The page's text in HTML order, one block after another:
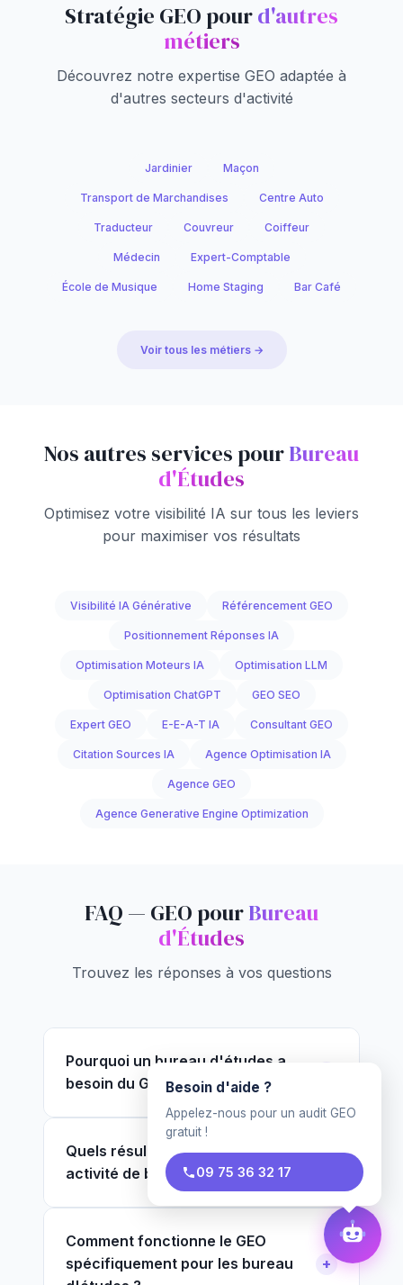
Stratégie GEO pourd'autres
métiers
Découvrez notre expertise GEO adaptée à
d'autres secteurs d'activité
Jardinier Maçon
Transport de Marchandises Centre Auto
Traducteur Couvreur Coiffeur
Médecin Expert-Comptable
École de Musique Home Staging Bar Café
Voir tous les métiers →
Nos autres services pourBureau
d'Études
Optimisez votre visibilité IA sur tous les leviers
pour maximiser vos résultats
Visibilité IA Générative Référencement GEO
Positionnement Réponses IA
Optimisation Moteurs IA Optimisation LLM
Optimisation ChatGPT GEO SEO
Expert GEO E-E-A-T IA Consultant GEO
Citation Sources IA Agence Optimisation IA
Agence GEO
Agence Generative Engine Optimization
FAQ — GEO pourBureau
d'Études
Trouvez les réponses à vos questions
Pourquoi un bureau d'études a
besoin du GEO ?
Quels résultats attendre pour mon
activité de bureau d'études ?
Comment fonctionne le GEO
spécifiquement pour les bureau
Besoin d'aide ?
Appelez-nous pour un audit GEO
gratuit !
09 75 36 32 17